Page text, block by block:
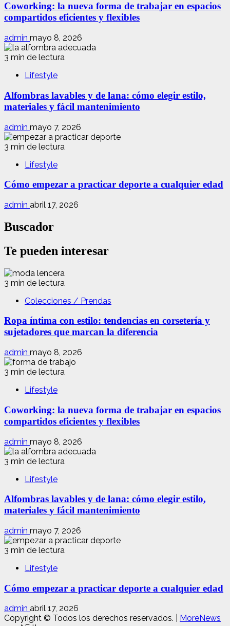
Coworking: la nueva forma de trabajar en espacios
compartidos eficientes y flexibles
admin mayo 8, 2026
3 min de lectura
Lifestyle
Alfombras lavables y de lana: cómo elegir estilo,
materiales y fácil mantenimiento
admin mayo 7, 2026
3 min de lectura
Lifestyle
Cómo empezar a practicar deporte a cualquier edad
admin abril 17, 2026
Buscador
Te pueden interesar
3 min de lectura
Colecciones / Prendas
Ropa íntima con estilo: tendencias en corsetería y
sujetadores que marcan la diferencia
admin mayo 8, 2026
3 min de lectura
Lifestyle
Coworking: la nueva forma de trabajar en espacios
compartidos eficientes y flexibles
admin mayo 8, 2026
3 min de lectura
Lifestyle
Alfombras lavables y de lana: cómo elegir estilo,
materiales y fácil mantenimiento
admin mayo 7, 2026
3 min de lectura
Lifestyle
Cómo empezar a practicar deporte a cualquier edad
admin abril 17, 2026
Copyright © Todos los derechos reservados.
MoreNews